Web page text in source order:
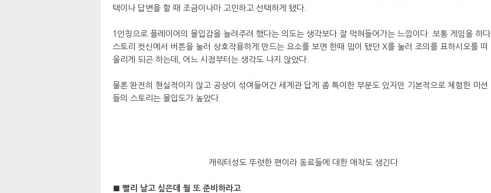
택이나 답변을 할 때 조금이나마 고민하고 선택하게 됐다.
1인칭으로 플레이어의 몰입감을 늘려주려 했다는 의도는 생각보다 잘 먹혀들어가는 느낌이다. 보통 게임을 하다
스토리 컷신에서 버튼을 눌러 상호작용하게 만드는 요소를 보면 한때 밈이 됐던 X를 눌러 조의를 표하시오를 떠
올리게 되곤 하는데, 어느 시점부터는 생각도 나지 않았다.
물론 완전히 현실적이지 않고 공상이 섞여들어간 세계관 답게 좀 특이한 부분도 있지만 기본적으로 체험한 미션
들의 스토리는 몰입도가 높았다.
캐릭터성도 뚜렷한 편이라 동료들에 대한 애착도 생긴다
■ 빨리 날고 싶은데 뭘 또 준비하라고